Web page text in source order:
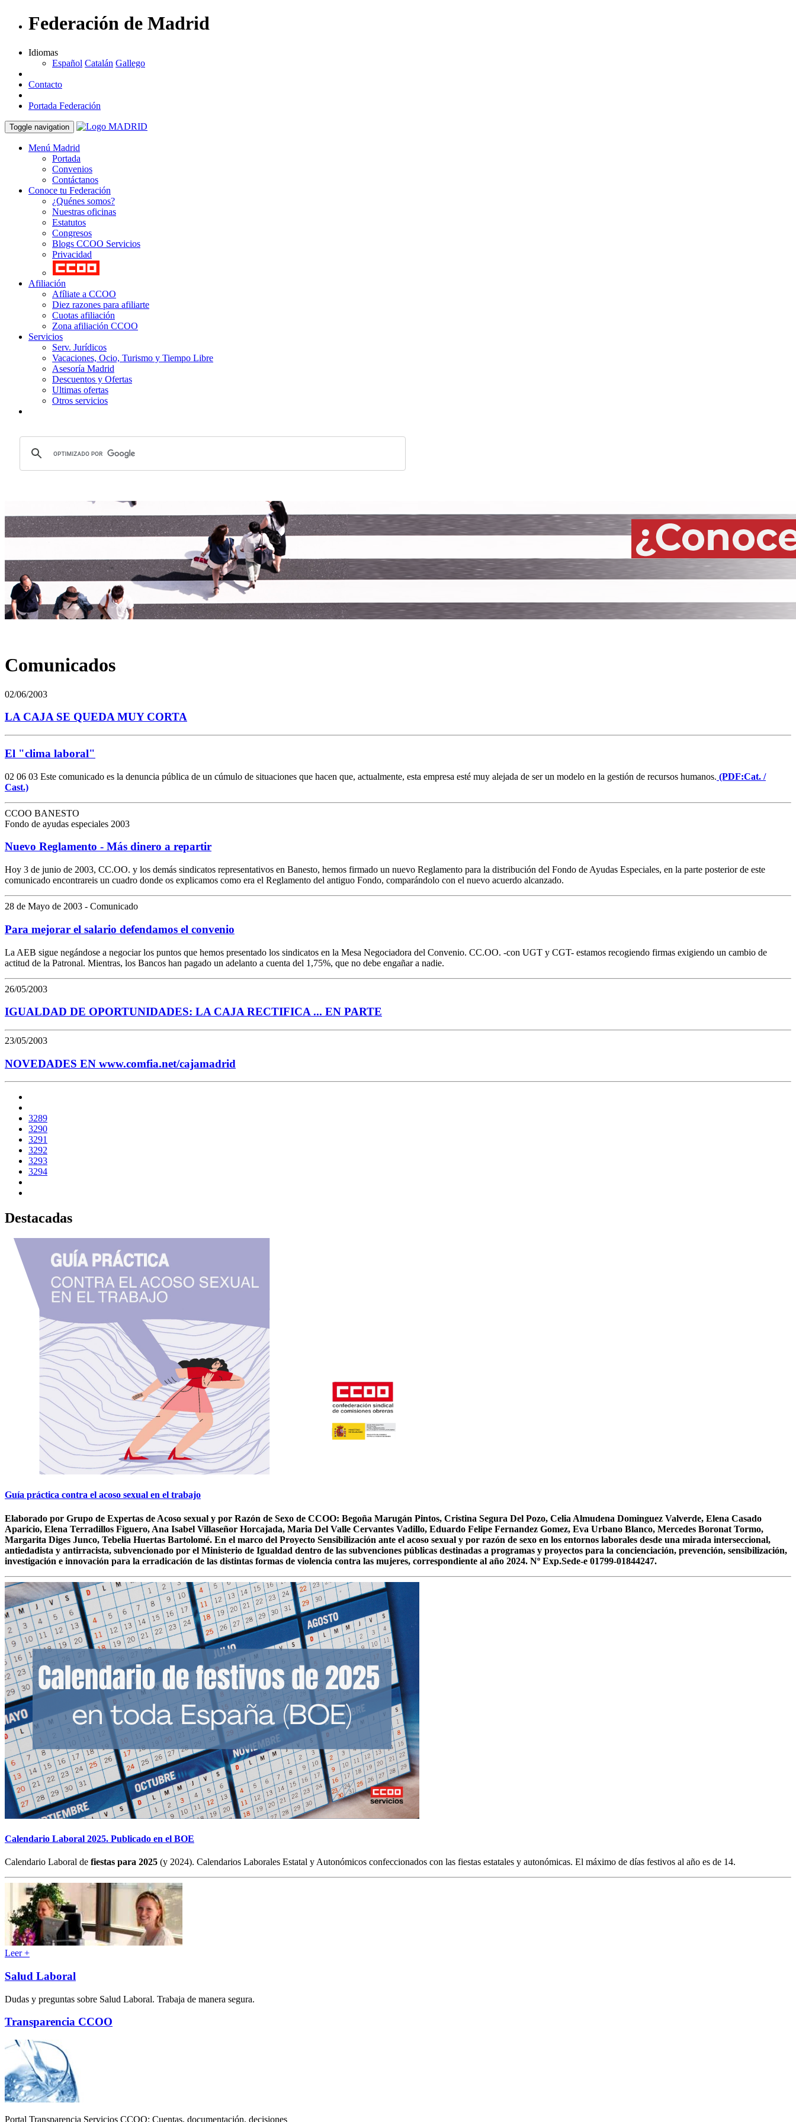
Federación de Madrid
Idiomas
Español Catalán Gallego
Contacto
Portada Federación
Toggle navigation
Menú Madrid
Portada
Convenios
Contáctanos
Conoce tu Federación
¿Quénes somos?
Nuestras oficinas
Estatutos
Congresos
Blogs CCOO Servicios
Privacidad
Afiliación
Afíliate a CCOO
Diez razones para afiliarte
Cuotas afiliación
Zona afiliación CCOO
Servicios
Serv. Jurídicos
Vacaciones, Ocio, Turismo y Tiempo Libre
Asesoría Madrid
Descuentos y Ofertas
Ultimas ofertas
Otros servicios
Comunicados
02/06/2003
LA CAJA SE QUEDA MUY CORTA
El "clima laboral"
02 06 03 Este comunicado es la denuncia pública de un cúmulo de situaciones que hacen que, actualmente, esta empresa esté muy alejada de ser un modelo en la gestión de recursos humanos. (PDF:Cat. /
Cast.)
CCOO BANESTO
Fondo de ayudas especiales 2003
Nuevo Reglamento - Más dinero a repartir
Hoy 3 de junio de 2003, CC.OO. y los demás sindicatos representativos en Banesto, hemos firmado un nuevo Reglamento para la distribución del Fondo de Ayudas Especiales, en la parte posterior de este
comunicado encontrareis un cuadro donde os explicamos como era el Reglamento del antiguo Fondo, comparándolo con el nuevo acuerdo alcanzado.
28 de Mayo de 2003 - Comunicado
Para mejorar el salario defendamos el convenio
La AEB sigue negándose a negociar los puntos que hemos presentado los sindicatos en la Mesa Negociadora del Convenio. CC.OO. -con UGT y CGT- estamos recogiendo firmas exigiendo un cambio de
actitud de la Patronal. Mientras, los Bancos han pagado un adelanto a cuenta del 1,75%, que no debe engañar a nadie.
26/05/2003
IGUALDAD DE OPORTUNIDADES: LA CAJA RECTIFICA ... EN PARTE
23/05/2003
NOVEDADES EN www.comfia.net/cajamadrid
3289
3290
3291
3292
3293
3294
Destacadas
Guía práctica contra el acoso sexual en el trabajo
Elaborado por Grupo de Expertas de Acoso sexual y por Razón de Sexo de CCOO: Begoña Marugán Pintos, Cristina Segura Del Pozo, Celia Almudena Dominguez Valverde, Elena Casado
Aparicio, Elena Terradillos Figuero, Ana Isabel Villaseñor Horcajada, Maria Del Valle Cervantes Vadillo, Eduardo Felipe Fernandez Gomez, Eva Urbano Blanco, Mercedes Boronat Tormo,
Margarita Diges Junco, Tebelia Huertas Bartolomé. En el marco del Proyecto Sensibilización ante el acoso sexual y por razón de sexo en los entornos laborales desde una mirada interseccional,
antiedadista y antirracista, subvencionado por el Ministerio de Igualdad dentro de las subvenciones públicas destinadas a programas y proyectos para la concienciación, prevención, sensibilización,
investigación e innovación para la erradicación de las distintas formas de violencia contra las mujeres, correspondiente al año 2024. Nº Exp.Sede-e 01799-01844247.
Calendario Laboral 2025. Publicado en el BOE
Calendario Laboral de fiestas para 2025 (y 2024). Calendarios Laborales Estatal y Autonómicos confeccionados con las fiestas estatales y autonómicas. El máximo de días festivos al año es de 14.
Leer +
Salud Laboral
Dudas y preguntas sobre Salud Laboral. Trabaja de manera segura.
Transparencia CCOO
Portal Transparencia Servicios CCOO: Cuentas, documentación, decisiones